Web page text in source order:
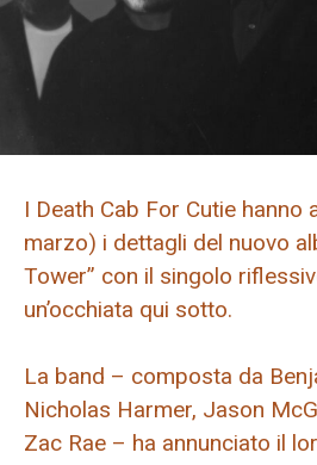
I Death Cab For Cutie hanno
marzo) i dettagli del nuovo
Tower” con il singolo
un’occhiata qui sotto.
La band – composta da
Nicholas Harmer, Jason
Zac Rae – ha annunciato il